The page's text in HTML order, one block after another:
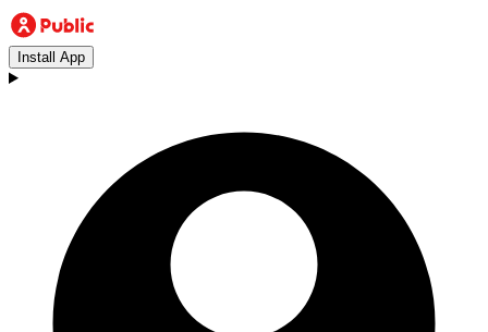
Install App